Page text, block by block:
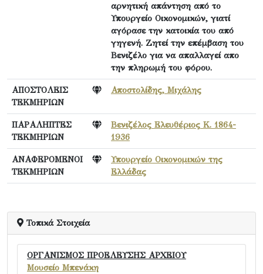
αρνητική απάντηση από το
Υπουργείο Οικονομικών, γιατί
αγόρασε την κατοικία του από
γηγενή. Ζητεί την επέμβαση του
Βενιζέλο για να απαλλαγεί απο
την πληρωμή του φόρου.
ΑΠΟΣΤΟΛΕΙΣ
ΤΕΚΜΗΡΙΩΝ
Αποστολίδης, Μιχάλης
ΠΑΡΑΛΗΠΤΕΣ
ΤΕΚΜΗΡΙΩΝ
Βενιζέλος Ελευθέριος Κ. 1864-
1936
ΑΝΑΦΕΡΟΜΕΝΟΙ
ΤΕΚΜΗΡΙΩΝ
Υπουργείο Οικονομικών της
Ελλάδας
Τοπικά Στοιχεία
ΟΡΓΑΝΙΣΜΟΣ ΠΡΟΕΛΕΥΣΗΣ ΑΡΧΕΙΟΥ
Μουσείο Μπενάκη